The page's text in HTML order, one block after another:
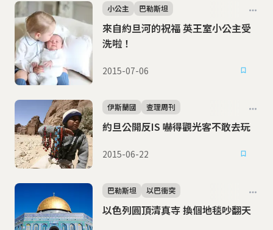
來自約旦河的祝福 英王室小公主受
洗啦！
小公主 巴勒斯坦
2015-07-06
約旦公開反IS 嚇得觀光客不敢去玩
伊斯蘭國 查理周刊
2015-06-22
以色列圓頂清真寺 換個地毯吵翻天
巴勒斯坦 以巴衝突